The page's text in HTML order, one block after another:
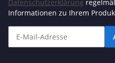
Datenschutzerklärung
Informationen zu Ihrem